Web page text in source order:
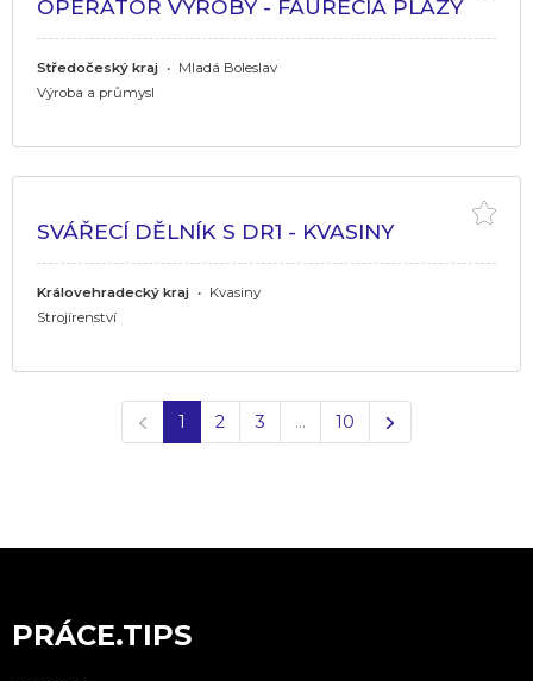
OPERÁTOR VÝROBY - FAURECIA PLAZY
Středočeský kraj • Mladá Boleslav
Výroba a průmysl
SVÁŘECÍ DĚLNÍK S DR1 - KVASINY
Královehradecký kraj • Kvasiny
Strojírenství
Předchozí
1 2 3 … 10
PRÁCE.TIPS